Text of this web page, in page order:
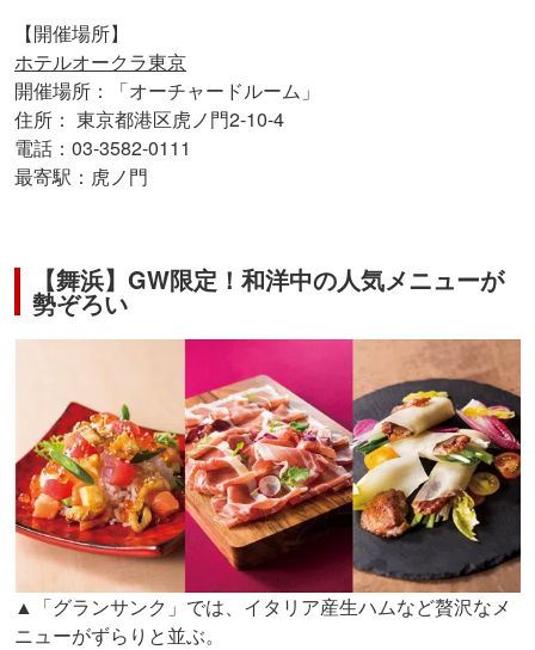
【開催場所】
ホテルオークラ東京
開催場所：「オーチャードルーム」
住所： 東京都港区虎ノ門2-10-4
電話：03-3582-0111
最寄駅：虎ノ門
【舞浜】GW限定！和洋中の人気メニューが
勢ぞろい
▲「グランサンク」では、イタリア産生ハムなど贅沢なメ
ニューがずらりと並ぶ。